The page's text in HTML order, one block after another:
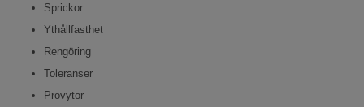
Sprickor
Ythållfasthet
Rengöring
Toleranser
Provytor